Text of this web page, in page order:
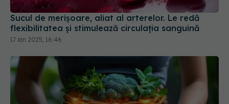
Sucul de merișoare, aliat al arterelor. Le redă
flexibilitatea și stimulează circulația sanguină
17 ian 2025, 16:46